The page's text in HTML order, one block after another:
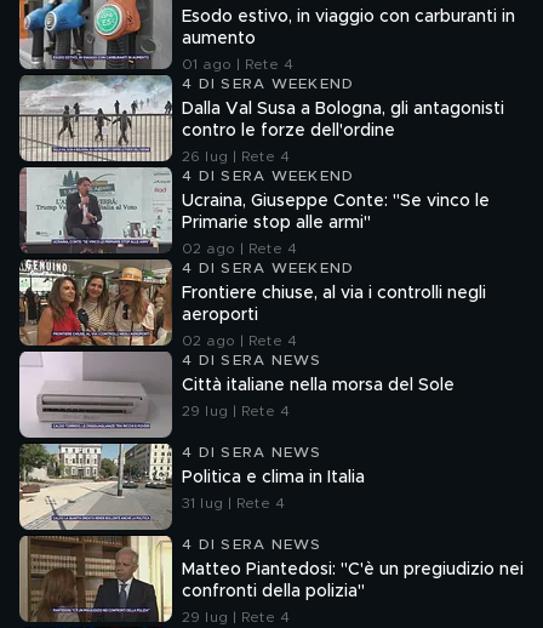
Esodo estivo, in viaggio con carburanti in
aumento
01 ago | Rete 4
4 DI SERA WEEKEND
Dalla Val Susa a Bologna, gli antagonisti
contro le forze dell'ordine
26 lug | Rete 4
4 DI SERA WEEKEND
Ucraina, Giuseppe Conte: "Se vinco le
Primarie stop alle armi"
02 ago | Rete 4
4 DI SERA WEEKEND
Frontiere chiuse, al via i controlli negli
aeroporti
02 ago | Rete 4
4 DI SERA NEWS
Città italiane nella morsa del Sole
29 lug | Rete 4
4 DI SERA NEWS
Politica e clima in Italia
31 lug | Rete 4
4 DI SERA NEWS
Matteo Piantedosi: "C'è un pregiudizio nei
confronti della polizia"
29 lug | Rete 4